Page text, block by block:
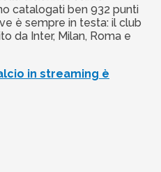
catalogati ben 932 punti
è sempre in testa: il club
da Inter, Milan, Roma e
in streaming è